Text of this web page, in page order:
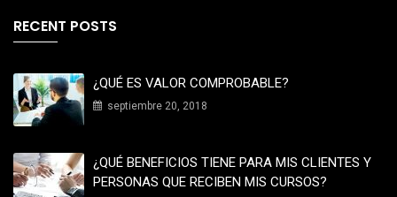
RECENT POSTS
¿QUÉ ES VALOR COMPROBABLE?
septiembre 20, 2018
¿QUÉ BENEFICIOS TIENE PARA MIS CLIENTES Y
PERSONAS QUE RECIBEN MIS CURSOS?